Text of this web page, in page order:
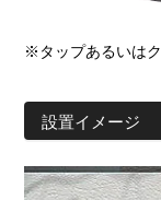
※タップあるいは
設置イメージ